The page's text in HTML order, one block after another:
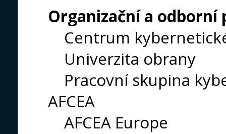
Organizační a odborní
Centrum
Univerzita obrany
Pracovní skupina
AFCEA
AFCEA Europe